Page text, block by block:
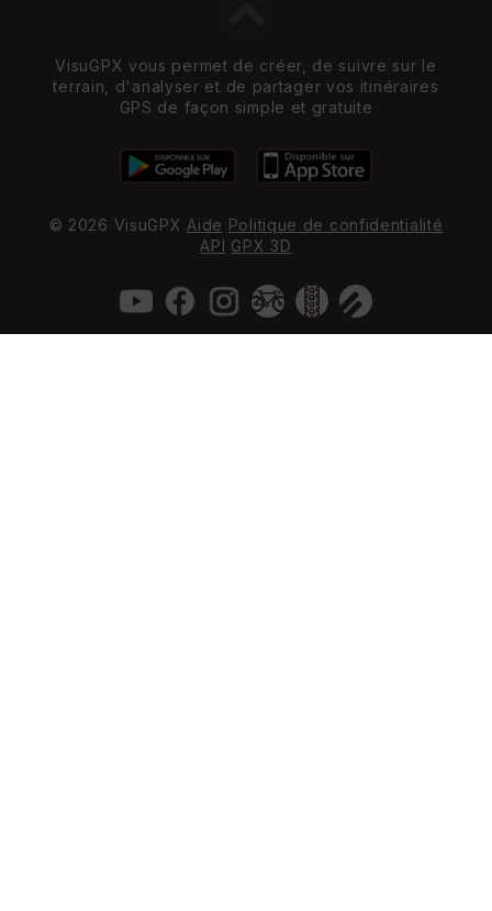
VisuGPX vous permet de créer, de suivre sur le
terrain, d'analyser et de partager vos itinéraires
GPS de façon simple et gratuite
© 2026 VisuGPX Aide Politique de confidentialité
API GPX 3D